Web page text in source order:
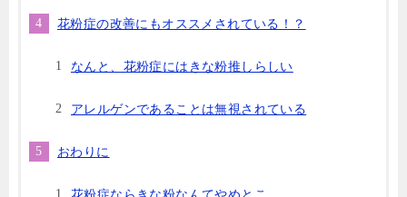
花粉症の改善にもオススメされている！？
なんと、花粉症にはきな粉推しらしい
アレルゲンであることは無視されている
おわりに